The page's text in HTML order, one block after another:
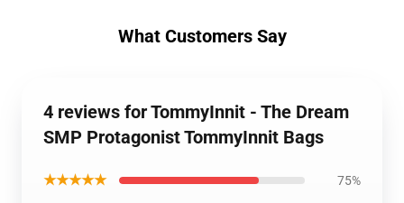
What Customers Say
4 reviews for TommyInnit - The Dream
SMP Protagonist TommyInnit Bags
★★★★★ 75%